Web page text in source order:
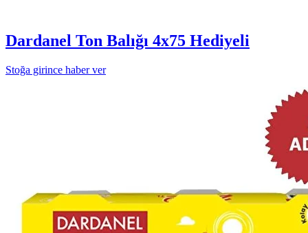
Dardanel Ton Balığı 4x75 Hediyeli
Stoğa girince haber ver